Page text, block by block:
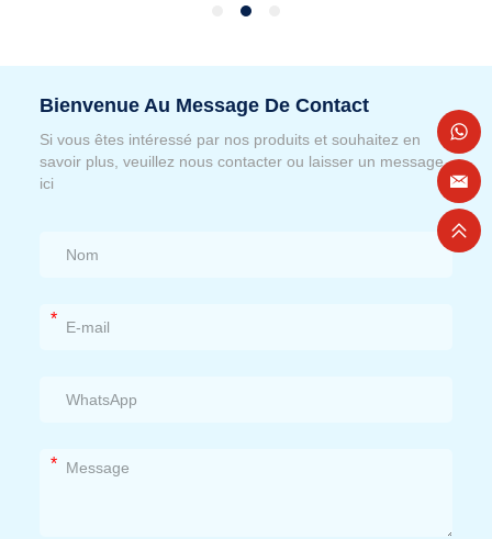
Bienvenue Au Message De Contact
Si vous êtes intéressé par nos produits et souhaitez en
savoir plus, veuillez nous contacter ou laisser un message
ici
*
*